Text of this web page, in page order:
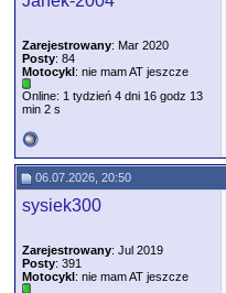
Zarejestrowany: Mar 2020
Posty: 84
Motocykl: nie mam AT jeszcze
Online: 1 tydzień 4 dni 16 godz 13
min 2 s
06.07.2026, 20:50
sysiek300
Zarejestrowany: Jul 2019
Posty: 391
Motocykl: nie mam AT jeszcze